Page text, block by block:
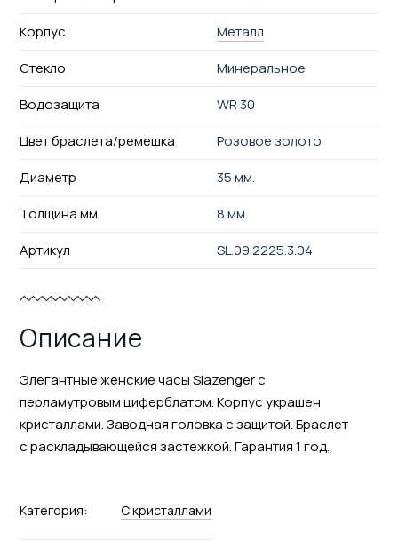
Корпус
Металл
Стекло
Минеральное
Водозащита
WR 30
Цвет браслета/ремешка
Розовое золото
Диаметр
35 мм.
Толщина мм
8 мм.
Артикул
SL.09.2225.3.04
Описание
Элегантные женские часы Slazenger с
перламутровым циферблатом. Корпус украшен
кристаллами. Заводная головка с защитой. Браслет
с раскладывающейся застежкой. Гарантия 1 год.
Категория: С кристаллами